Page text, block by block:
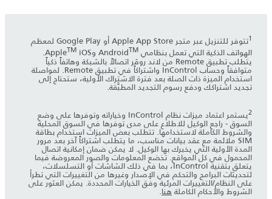
1
تتوفر للتنزيل عبر متجر Apple App Store أو Google Play لمعظم
الهواتف الذكية التي تعمل بنظامي Android TM وApple TM
iOS.
يتطلب تطبيق Remote من لاند روڤر اتصالاً بالشبكة وهاتفاً ذكياً
متوافقاً وحساب InControl واشتراكاً في تطبيق Remote. لمواصلة
استخدام الميزة ذات الصلة بعد فترة الاشتراك الأولية، ستحتاج إلى
تجديد اشتراكك ودفع رسوم التجديد المطبَّقة.
2 يستمر اعتماد ميزات نظام InControl وخياراته وتوفرها على وضع
السوق - راجع الوكيل للاطلاع على مدى توفرها في السوق المحلية
والشروط الكاملة لاستخدامها. تتطلب بعض الميزات استخدام بطاقة
SIM ملائمة مع عقد بيانات مناسب، ما يتطلب اشتراكاً آخر بعد مرور
المدة الأولية التي يخبرك بها الوكيل. لا يمكن ضمان إمكانية اتصال
المحمول في كل المواقع. تخضع المعلومات والصور المعروضة فيما
يتعلق بتقنية InControl، بما في ذلك الشاشات أو التسلسلات،
لتحديثات البرامج والتحكم في الإصدار وغيرها من التغييرات التي تطرأ
على النظام/التغييرات المرئية وفق الخيارات المحددة. يمكن العثور على
الشروط والأحكام الكاملة هنا.